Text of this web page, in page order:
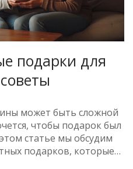
подарки для
может быть сложной
чтобы подарок был
статье мы обсудим
подарков, которые